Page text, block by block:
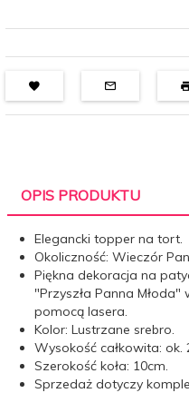
OPIS PRODUKTU
Elegancki topper na tort.
Okoliczność: Wieczór
Piękna dekoracja na
"Przyszła Panna
pomocą lasera.
Kolor: Lustrzane srebro.
Wysokość całkowita: ok.
Szerokość koła: 10cm.
Sprzedaż dotyczy